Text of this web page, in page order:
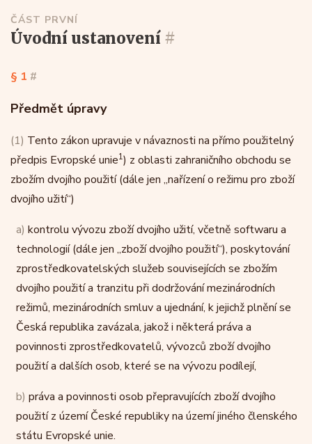
ČÁST PRVNÍ
úvodní ustanovení #
§ 1 #
Předmět úpravy
(1) Tento zákon upravuje v návaznosti na přímo použitelný
předpis Evropské unie1) z oblasti zahraničního obchodu se
zbožím dvojího použití (dále jen „nařízení o režimu pro zboží
dvojího užití“)
a) kontrolu vývozu zboží dvojího užití, včetně softwaru a
technologií (dále jen „zboží dvojího použití“), poskytování
zprostředkovatelských služeb souvisejících se zbožím
dvojího použití a tranzitu při dodržování mezinárodních
režimů, mezinárodních smluv a ujednání, k jejichž plnění se
Česká republika zavázala, jakož i některá práva a
povinnosti zprostředkovatelů, vývozců zboží dvojího
použití a dalších osob, které se na vývozu podílejí,
b) práva a povinnosti osob přepravujících zboží dvojího
použití z území České republiky na území jiného členského
státu Evropské unie.